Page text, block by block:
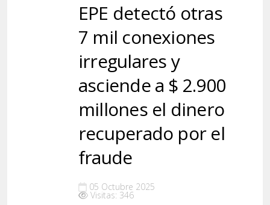
EPE detectó otras
7 mil conexiones
irregulares y
asciende a $ 2.900
millones el dinero
recuperado por el
fraude
05 Octubre 2025
Visitas: 346